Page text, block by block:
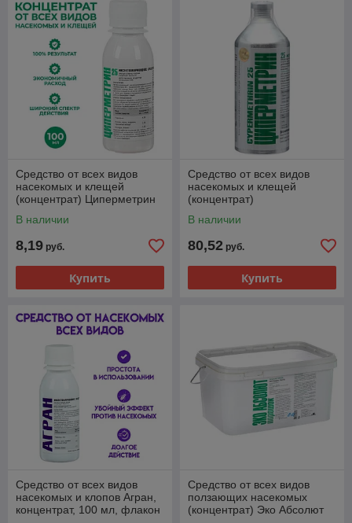
Средство от всех видов
насекомых и клещей
(концентрат) Циперметрин
В наличии
8,19 руб.
Купить
Средство от всех видов
насекомых и клещей
(концентрат)
флакон
В наличии
80,52 руб.
Купить
Средство от всех видов
насекомых и клопов Агран,
концентрат, 100 мл, флакон
Средство от всех видов
ползающих насекомых
(концентрат) Эко Абсолют